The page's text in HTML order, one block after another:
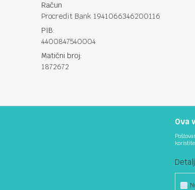
Račun
Procredit Bank 1941066346200116
PIB:
4400847540004
Matični broj:
1872672
Nastojimo da budemo što precizniji u opisu
Ova